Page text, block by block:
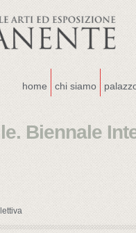
home chi siamo
Biennale